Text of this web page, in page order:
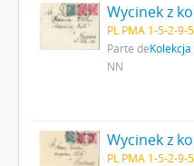
PL PMA 1-5-2-9-
Parte de
NN
PL PMA 1-5-2-9-